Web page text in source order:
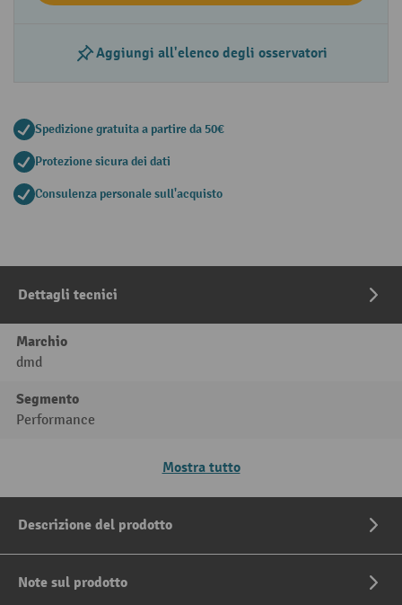
Aggiungi all'elenco degli osservatori
Spedizione gratuita a partire da 50€
Protezione sicura dei dati
Consulenza personale sull'acquisto
Dettagli tecnici
Marchio
dmd
Segmento
Performance
Mostra tutto
Descrizione del prodotto
Note sul prodotto